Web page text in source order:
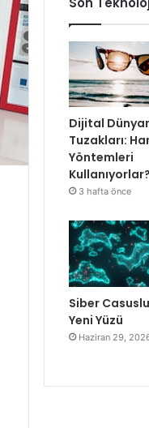
Dijital
Tuzakları:
Yöntemleri
Kullanıyorlar?
3 hafta önce
Siber
Yeni Yüzü
Haziran 29,